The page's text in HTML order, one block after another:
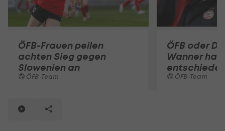
ÖFB-Frauen peilen
achten Sieg gegen
Slowenien an
ÖFB-Team
ÖFB oder
Wanner hat
ÖFB-Team